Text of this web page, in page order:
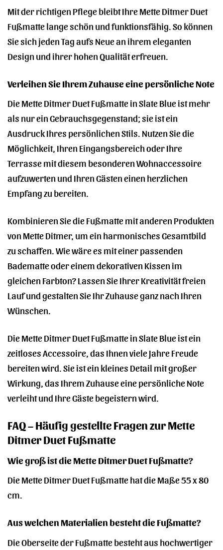
Mit der richtigen Pflege bleibt Ihre Mette Ditmer Duet
Fußmatte lange schön und funktionsfähig. So können
Sie sich jeden Tag aufs Neue an ihrem eleganten
Design und ihrer hohen Qualität erfreuen.
Verleihen Sie Ihrem Zuhause eine persönliche Note
Die Mette Ditmer Duet Fußmatte in Slate Blue ist mehr
als nur ein Gebrauchsgegenstand; sie ist ein
Ausdruck Ihres persönlichen Stils. Nutzen Sie die
Möglichkeit, Ihren Eingangsbereich oder Ihre
Terrasse mit diesem besonderen Wohnaccessoire
aufzuwerten und Ihren Gästen einen herzlichen
Empfang zu bereiten.
Kombinieren Sie die Fußmatte mit anderen Produkten
von Mette Ditmer, um ein harmonisches Gesamtbild
zu schaffen. Wie wäre es mit einer passenden
Badematte oder einem dekorativen Kissen im
gleichen Farbton? Lassen Sie Ihrer Kreativität freien
Lauf und gestalten Sie Ihr Zuhause ganz nach Ihren
Wünschen.
Die Mette Ditmer Duet Fußmatte in Slate Blue ist ein
zeitloses Accessoire, das Ihnen viele Jahre Freude
bereiten wird. Sie ist ein kleines Detail mit großer
Wirkung, das Ihrem Zuhause eine persönliche Note
verleiht und Ihre Gäste begeistern wird.
FAQ – Häufig gestellte Fragen zur Mette
Ditmer Duet Fußmatte
Wie groß ist die Mette Ditmer Duet Fußmatte?
Die Mette Ditmer Duet Fußmatte hat die Maße 55 x 80
cm.
Aus welchen Materialien besteht die Fußmatte?
Die Oberseite der Fußmatte besteht aus hochwertiger